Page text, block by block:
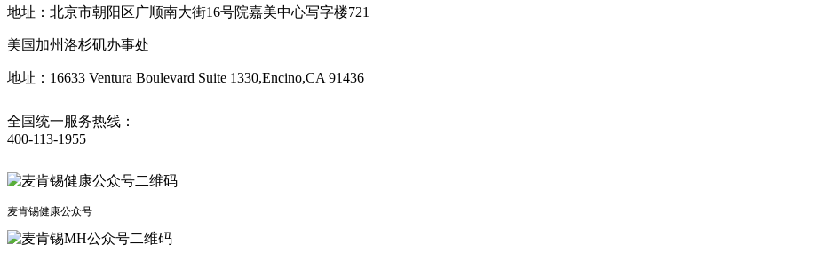
地址：北京市朝阳区广顺南大街16号院嘉美中心写字楼721
美国加州洛杉矶办事处
地址：16633 Ventura Boulevard Suite 1330,Encino,CA 91436
全国统一服务热线：
400-113-1955
麦肯锡健康公众号